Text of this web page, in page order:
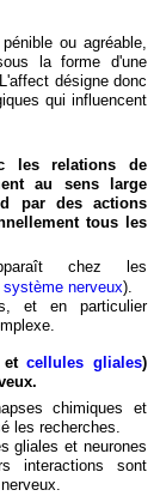
ou agréable,
la forme d'une
désigne donc
qui influencent
les relations de
au sens large
par des actions
tous les
chez les
nerveux).
et en particulier
cellules gliales)
chimiques et
les recherches.
gliales et neurones
interactions sont